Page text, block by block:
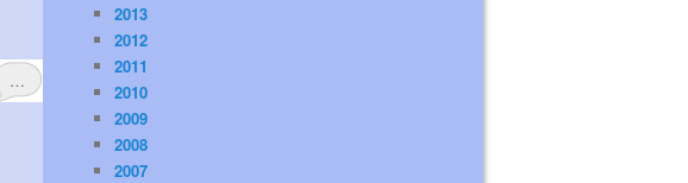
…
2013
2012
2011
2010
2009
2008
2007